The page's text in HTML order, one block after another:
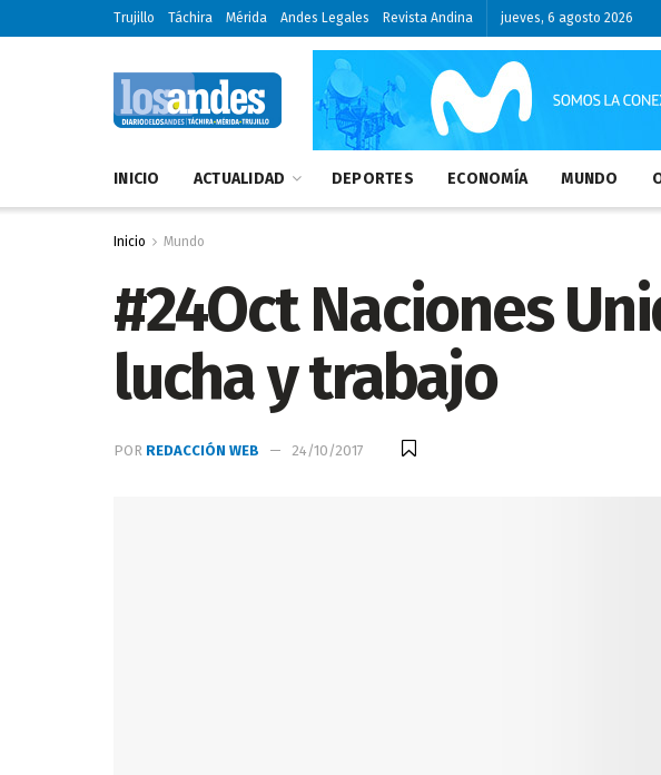
Trujillo Táchira Mérida Andes Legales Revista Andina jueves, 6 agosto 2026
INICIO ACTUALIDAD DEPORTES ECONOMÍA MUNDO
Inicio Mundo
#24Oct Naciones
lucha y trabajo
POR REDACCIÓN WEB 24/10/2017